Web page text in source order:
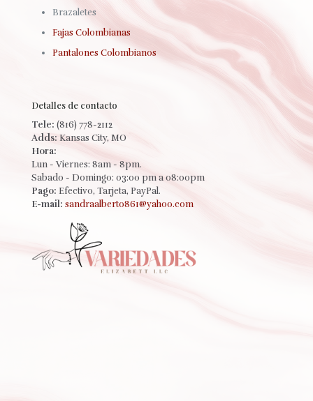
Brazaletes
Fajas Colombianas
Pantalones Colombianos
Detalles de contacto
Tele: (816) 778-2112
Adds: Kansas City, MO
Hora:
Lun - Viernes: 8am - 8pm.
Sabado - Domingo: 03:00 pm a 08:00pm
Pago: Efectivo, Tarjeta, PayPal.
E-mail: sandraalberto861@yahoo.com